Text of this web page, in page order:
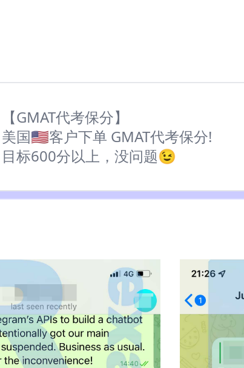
【GMAT代考保分】
美国🇺🇸客户下单 GMAT代考保分!
目标600分以上，没问题😉